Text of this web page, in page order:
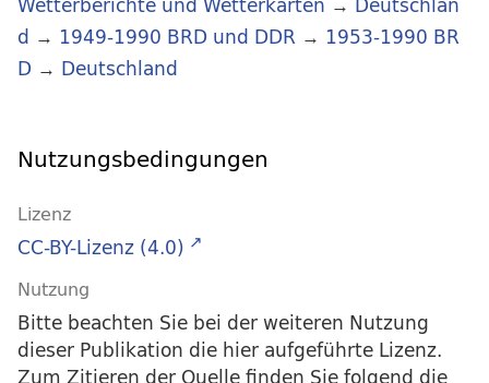
d → 1949-1990 BRD und DDR → 1953-1990 BR
D → Deutschland
Nutzungsbedingungen
Lizenz
CC-BY-Lizenz (4.0)
Nutzung
Bitte beachten Sie bei der weiteren Nutzung
dieser Publikation die hier aufgeführte Lizenz.